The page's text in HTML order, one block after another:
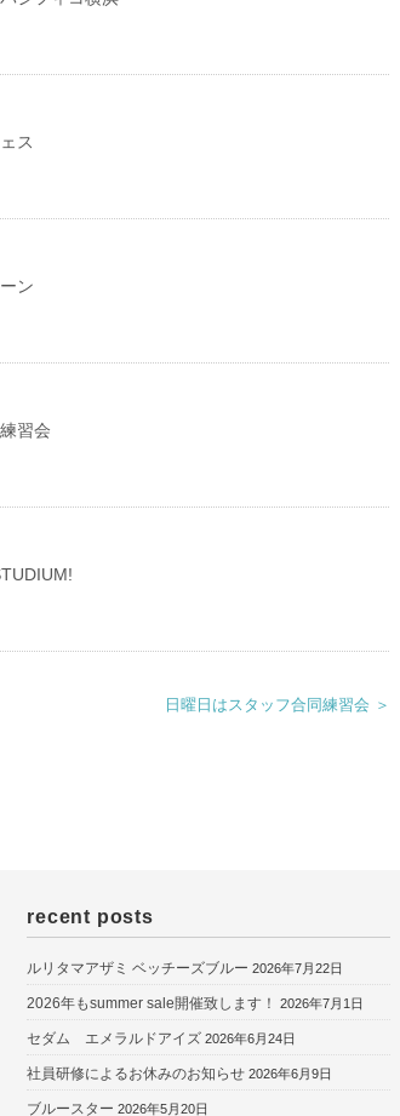
ス
ン
習会
日曜日はスタッフ合同練習会 ＞
recent posts
ルリタマアザミ ベッチーズブルー 2026年7月22日
2026年もsummer sale開催致します！ 2026年7月1日
セダム エメラルドアイズ 2026年6月24日
社員研修によるお休みのお知らせ 2026年6月9日
ブルースター 2026年5月20日